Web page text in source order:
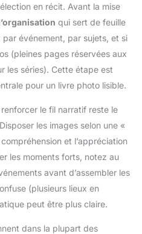
en récit. Avant la mise
qui sert de feuille
événement, par sujets, et si
(pleines pages réservées aux
les séries). Cette étape est
pour un livre photo lisible.
le fil narratif reste le
les images selon une «
et l’appréciation
les moments forts, notez au
avant d’assembler les
(plusieurs lieux en
peut être plus claire.
dans la plupart des